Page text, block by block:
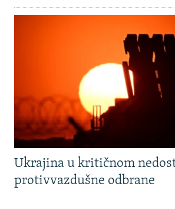
Ukrajina u kritičnom
protivvazdušne odbrane